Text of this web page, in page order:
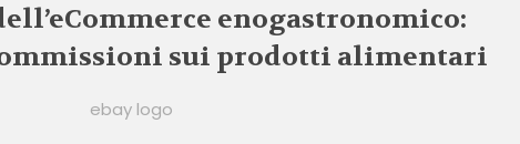
enogastronomico:
sui prodotti alimentari